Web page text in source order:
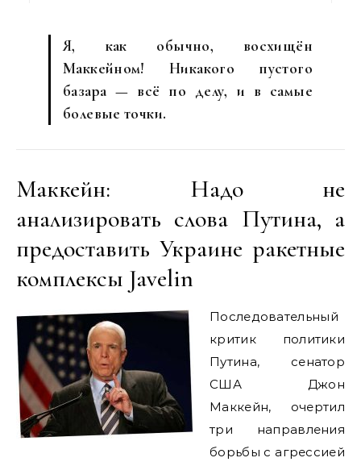
Я, как обычно, восхищён
Маккейном! Никакого пустого
базара — всё по делу, и в самые
болевые точки.
Маккейн: Надо не
анализировать слова Путина, а
предоставить Украине ракетные
комплексы Javelin
Последовательный
критик политики
Путина, сенатор
США Джон
Маккейн, очертил
три направления
борьбы с агрессией